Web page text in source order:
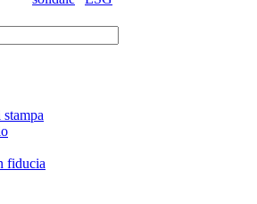
fiducia